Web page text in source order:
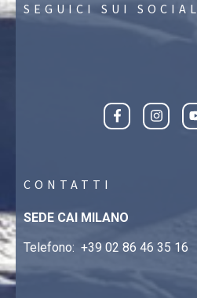
SEGUICI SUI SOCIAL
CONTATTI
SEDE CAI MILANO
Telefono: +39 02 86 46 35 16